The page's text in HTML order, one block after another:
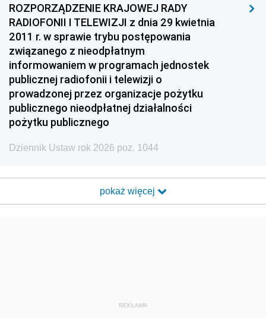
ROZPORZĄDZENIE KRAJOWEJ RADY
RADIOFONII I TELEWIZJI z dnia 29 kwietnia
2011 r. w sprawie trybu postępowania
związanego z nieodpłatnym
informowaniem w programach jednostek
publicznej radiofonii i telewizji o
prowadzonej przez organizacje pożytku
publicznego nieodpłatnej działalności
pożytku publicznego
Dziennik Ustaw rok 2026 poz. 1044
pokaż więcej
REKLAMA